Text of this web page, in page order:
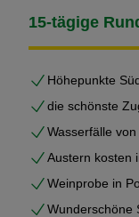
15-tägige
Höhepunkte
die schönste
Wasserfälle
Austern kosten
Weinprobe in
Wunderschöne